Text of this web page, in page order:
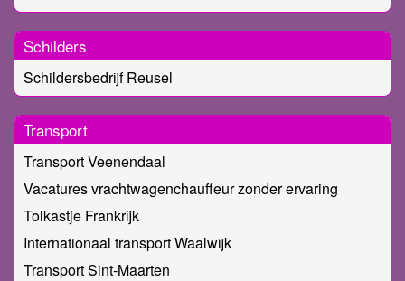
Schilders
Schildersbedrijf Reusel
Transport
Transport Veenendaal
Vacatures vrachtwagenchauffeur zonder ervaring
Tolkastje Frankrijk
Internationaal transport Waalwijk
Transport Sint-Maarten